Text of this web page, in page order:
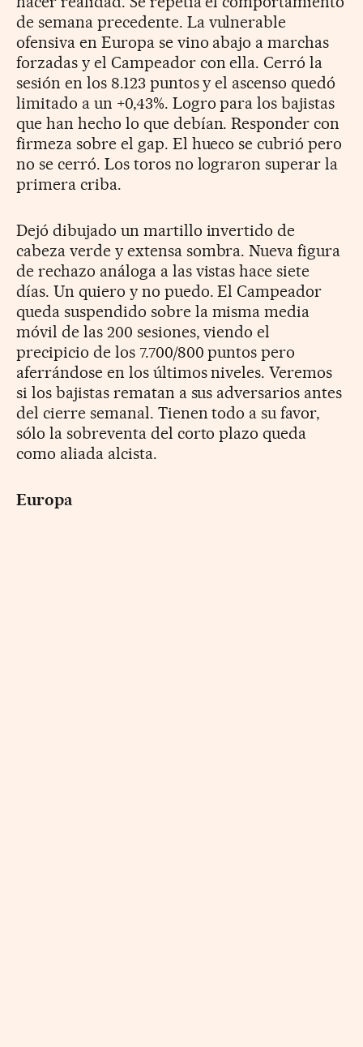
de semana precedente. La vulnerable
ofensiva en Europa se vino abajo a marchas
forzadas y el Campeador con ella. Cerró la
sesión en los 8.123 puntos y el ascenso quedó
limitado a un +0,43%. Logro para los bajistas
que han hecho lo que debían. Responder con
firmeza sobre el gap. El hueco se cubrió pero
no se cerró. Los toros no lograron superar la
primera criba.
Dejó dibujado un martillo invertido de
cabeza verde y extensa sombra. Nueva figura
de rechazo análoga a las vistas hace siete
días. Un quiero y no puedo. El Campeador
queda suspendido sobre la misma media
móvil de las 200 sesiones, viendo el
precipicio de los 7.700/800 puntos pero
aferrándose en los últimos niveles. Veremos
si los bajistas rematan a sus adversarios antes
del cierre semanal. Tienen todo a su favor,
sólo la sobreventa del corto plazo queda
como aliada alcista.
Europa